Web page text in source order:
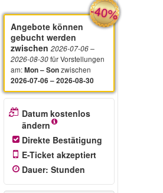
-40%
Angebote können
gebucht werden
zwischen 2026-07-06–
2026-08-30für Vorstellungen
am:Mon – Sonzwischen
2026-07-06 – 2026-08-30
Datum kostenlos
ändern
Direkte Bestätigung
E-Ticket akzeptiert
Dauer: Stunden